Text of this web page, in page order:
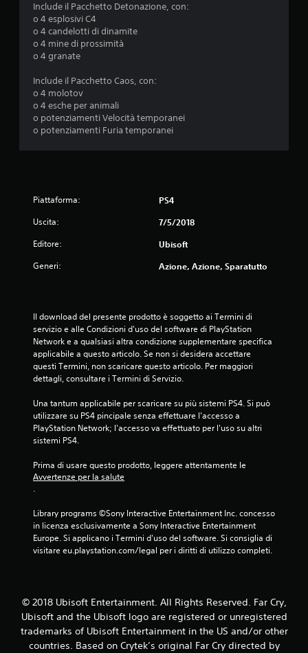
Include il Pacchetto Detonazione, con:
o 4 esplosivi C4
o 4 candelotti di dinamite
o 4 mine di prossimità
o 4 granate
Include il Pacchetto Caos, con:
o 4 molotov
o 4 esche per animali
o potenziamenti Velocità temporanei
o potenziamenti Furia temporanei
Piattaforma: PS4
Uscita: 7/5/2018
Editore: Ubisoft
Generi: Azione, Azione, Sparatutto
Il download del presente prodotto è soggetto ai Termini di
servizio e alle Condizioni d'uso del software di PlayStation
Network e a qualsiasi altra condizione supplementare specifica
applicabile a questo articolo. Se non si desidera accettare
questi Termini, non scaricare questo articolo. Per maggiori
dettagli, consultare i Termini di Servizio.
Una tantum applicabile per scaricare su più sistemi PS4. Si può
utilizzare su PS4 pincipale senza effettuare l'accesso a
PlayStation Network; l'accesso va effettuato per l'uso su altri
sistemi PS4.
Prima di usare questo prodotto, leggere attentamente le
Avvertenze per la salute
.
Library programs ©Sony Interactive Entertainment Inc. concesso
in licenza esclusivamente a Sony Interactive Entertainment
Europe. Si applicano i Termini d'uso del software. Si consiglia di
visitare eu.playstation.com/legal per i diritti di utilizzo completi.
© 2018 Ubisoft Entertainment. All Rights Reserved. Far Cry,
Ubisoft and the Ubisoft logo are registered or unregistered
trademarks of Ubisoft Entertainment in the US and/or other
countries. Based on Crytek’s original Far Cry directed by